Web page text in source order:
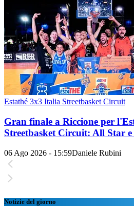
Estathé 3x3 Italia Streetbasket Circuit
Gran finale a Riccione per
Streetbasket Circuit: All Star
06 Ago 2026 - 15:59Daniele Rubini
Notizie del giorno